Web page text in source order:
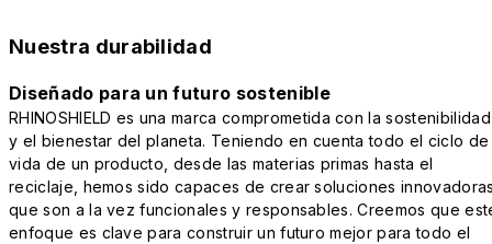
Nuestra durabilidad
Diseñado para un futuro sostenible
RHINOSHIELD es una marca comprometida con la sostenibilidad
y el bienestar del planeta. Teniendo en cuenta todo el ciclo de
vida de un producto, desde las materias primas hasta el
reciclaje, hemos sido capaces de crear soluciones
que son a la vez funcionales y responsables. Creemos que
enfoque es clave para construir un futuro mejor para todo el